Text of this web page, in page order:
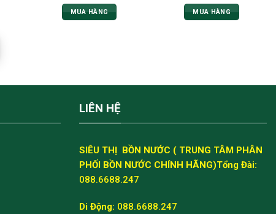
MUA HÀNG MUA HÀNG
LIÊN HỆ
SIÊU THỊ BỒN NƯỚC ( TRUNG TÂM PHÂN
PHỐI BỒN NƯỚC CHÍNH HÃNG)Tổng Đài:
088.6688.247
Di Động: 088.6688.247